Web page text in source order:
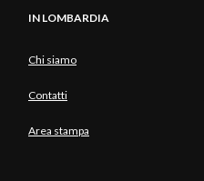
IN LOMBARDIA
Chi siamo
Contatti
Area stampa